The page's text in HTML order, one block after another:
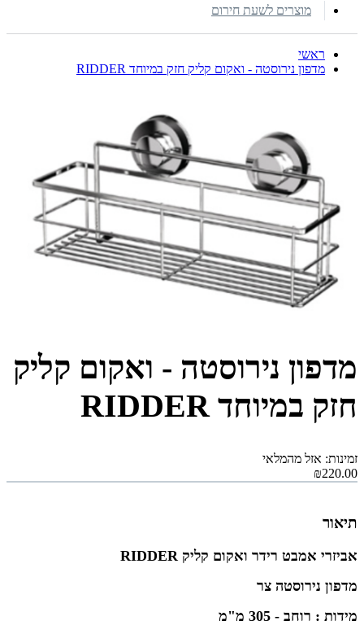
מוצרים לשעת חירום
ראשי
מדפון נירוסטה - ואקום קליק חזק במיוחד RIDDER
מדפון נירוסטה - ואקום קליק
חזק במיוחד RIDDER
זמינות: אזל מהמלאי
₪220.00
תיאור
אביזרי אמבט רידר ואקום קליק RIDDER
מדפון נירוסטה צר
מידות : רוחב - 305 מ"מ